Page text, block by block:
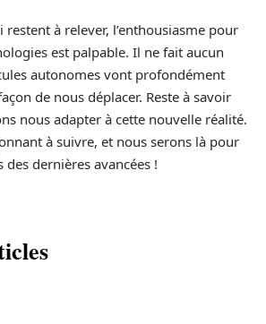
à relever, l’enthousiasme pour
est palpable. Il ne fait aucun
autonomes vont profondément
de nous déplacer. Reste à savoir
nous adapter à cette nouvelle réalité.
à suivre, et nous serons là pour
dernières avancées !